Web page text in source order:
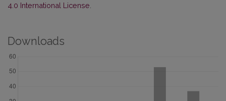
4.0 International License
Downloads